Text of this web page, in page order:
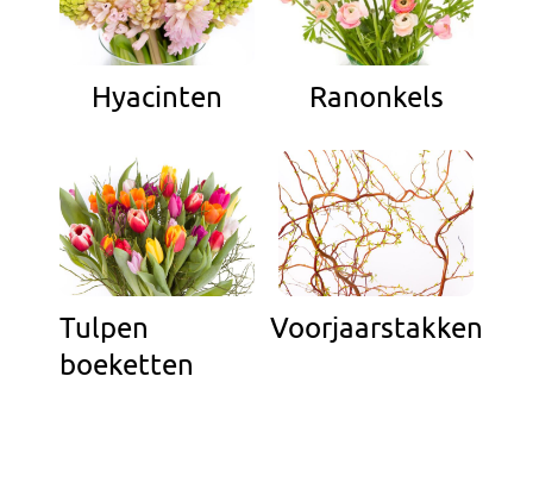
Bloemenbon
Onze bloemenwinkel
Hyacinten Ranonkels
Tulpen
boeketten
Voorjaarstakken